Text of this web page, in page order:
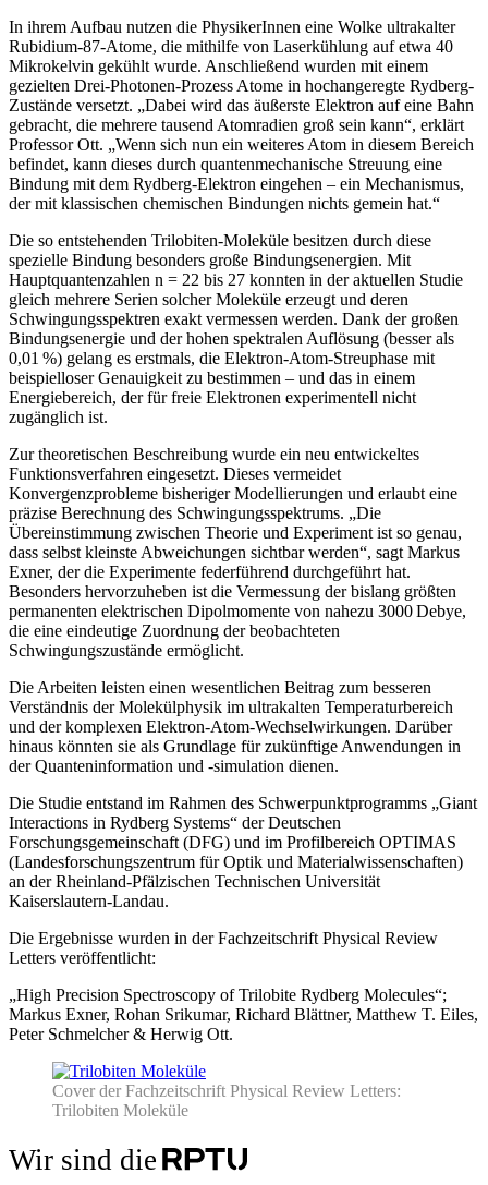
In ihrem Aufbau nutzen die PhysikerInnen eine Wolke ultrakalter
Rubidium-87-Atome, die mithilfe von Laserkühlung auf etwa 40
Mikrokelvin gekühlt wurde. Anschließend wurden mit einem
gezielten Drei-Photonen-Prozess Atome in hochangeregte Rydberg-
Zustände versetzt. „Dabei wird das äußerste Elektron auf eine Bahn
gebracht, die mehrere tausend Atomradien groß sein kann“, erklärt
Professor Ott. „Wenn sich nun ein weiteres Atom in diesem Bereich
befindet, kann dieses durch quantenmechanische Streuung eine
Bindung mit dem Rydberg-Elektron eingehen – ein Mechanismus,
der mit klassischen chemischen Bindungen nichts gemein hat.“
Die so entstehenden Trilobiten-Moleküle besitzen durch diese
spezielle Bindung besonders große Bindungsenergien. Mit
Hauptquantenzahlen n = 22 bis 27 konnten in der aktuellen Studie
gleich mehrere Serien solcher Moleküle erzeugt und deren
Schwingungsspektren exakt vermessen werden. Dank der großen
Bindungsenergie und der hohen spektralen Auflösung (besser als
0,01 %) gelang es erstmals, die Elektron-Atom-Streuphase mit
beispielloser Genauigkeit zu bestimmen – und das in einem
Energiebereich, der für freie Elektronen experimentell nicht
zugänglich ist.
Zur theoretischen Beschreibung wurde ein neu entwickeltes
Funktionsverfahren eingesetzt. Dieses vermeidet
Konvergenzprobleme bisheriger Modellierungen und erlaubt eine
präzise Berechnung des Schwingungsspektrums. „Die
Übereinstimmung zwischen Theorie und Experiment ist so genau,
dass selbst kleinste Abweichungen sichtbar werden“, sagt Markus
Exner, der die Experimente federführend durchgeführt hat.
Besonders hervorzuheben ist die Vermessung der bislang größten
permanenten elektrischen Dipolmomente von nahezu 3000 Debye,
die eine eindeutige Zuordnung der beobachteten
Schwingungszustände ermöglicht.
Die Arbeiten leisten einen wesentlichen Beitrag zum besseren
Verständnis der Molekülphysik im ultrakalten Temperaturbereich
und der komplexen Elektron-Atom-Wechselwirkungen. Darüber
hinaus könnten sie als Grundlage für zukünftige Anwendungen in
der Quanteninformation und -simulation dienen.
Die Studie entstand im Rahmen des Schwerpunktprogramms „Giant
Interactions in Rydberg Systems“ der Deutschen
Forschungsgemeinschaft (DFG) und im Profilbereich OPTIMAS
(Landesforschungszentrum für Optik und Materialwissenschaften)
an der Rheinland-Pfälzischen Technischen Universität
Kaiserslautern-Landau.
Die Ergebnisse wurden in der Fachzeitschrift Physical Review
Letters veröffentlicht:
„High Precision Spectroscopy of Trilobite Rydberg Molecules“;
Markus Exner, Rohan Srikumar, Richard Blättner, Matthew T. Eiles,
Peter Schmelcher & Herwig Ott.
Cover der Fachzeitschrift Physical Review Letters:
Trilobiten Moleküle
Wir sind die